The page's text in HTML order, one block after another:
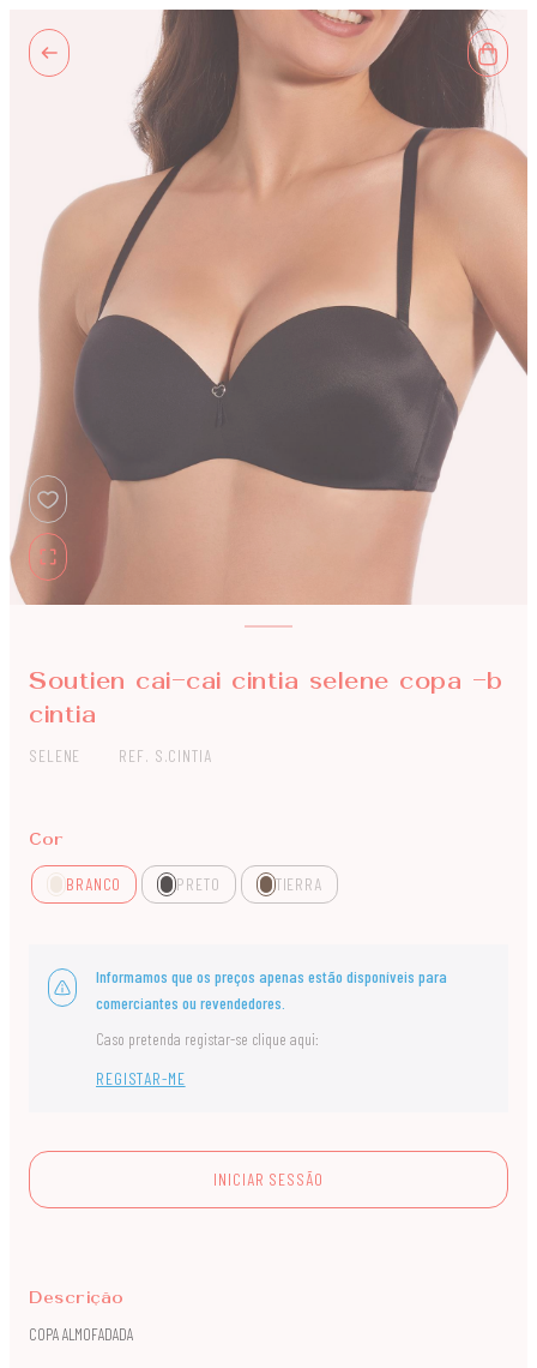
Soutien cai-cai cintia selene copa -b
cintia
SELENE REF. S.CINTIA
Cor
BRANCO PRETO TIERRA
Informamos que os preços apenas estão disponíveis para
comerciantes ou revendedores.
Caso pretenda registar-se clique aqui:
REGISTAR-ME
INICIAR SESSÃO
Descrição
COPA ALMOFADADA